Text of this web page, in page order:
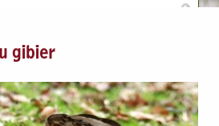
gibier